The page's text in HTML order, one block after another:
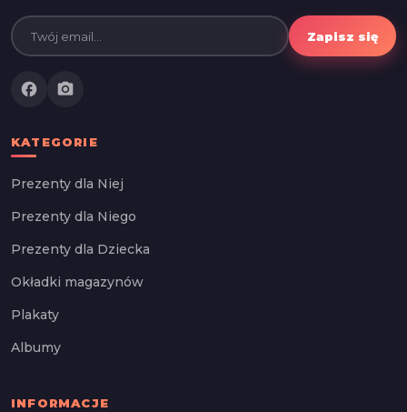
Zapisz się
facebook photo_camera
KATEGORIE
Prezenty dla Niej
Prezenty dla Niego
Prezenty dla Dziecka
Okładki magazynów
Plakaty
Albumy
INFORMACJE